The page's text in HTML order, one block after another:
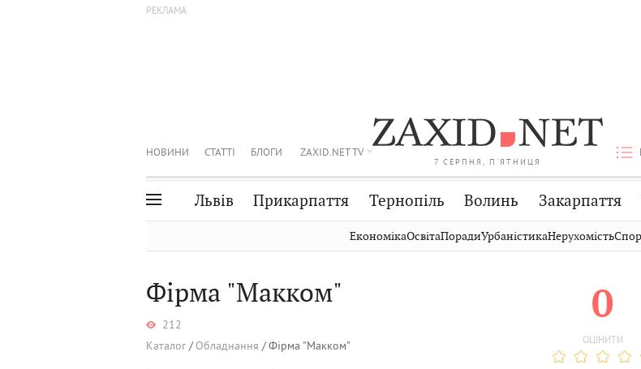
7 СЕРПНЯ, П'ЯТНИЦЯ
НОВИНИ СТАТТІ БЛОГИ ZAXID.NET TV
Львів Прикарпаття Тернопіль Волинь Закарпаття
Волинь
Закарпаття
Чернівці
Стрий
Публікації
ЕкономікаОсвітаПорадиУрбаністикаНерухомість
Фірма "Макком"
212
Каталог
Обладнання Фірма "Макком"
0
ОЦІНИТИ